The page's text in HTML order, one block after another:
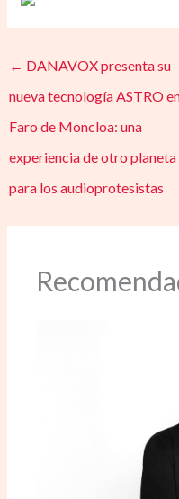
← DANAVOX presenta su
nueva tecnología ASTRO
Faro de Moncloa: una
experiencia de otro planeta
para los audioprotesistas